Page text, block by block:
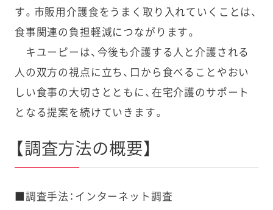
す。市販用介護食をうまく取り入れていくことは、
食事関連の負担軽減につながります。
キユーピーは、今後も介護する人と介護される
人の双方の視点に立ち、口から食べることやおい
しい食事の大切さとともに、在宅介護のサポート
となる提案を続けていきます。
【調査方法の概要】
■調査手法：インターネット調査